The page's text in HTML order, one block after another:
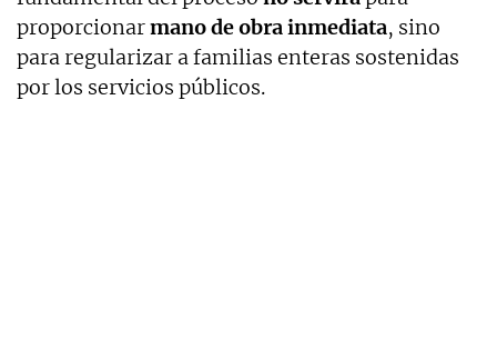
proporcionarmano de obra inmediata, sino
para regularizar a familias enteras sostenidas
por los servicios públicos.